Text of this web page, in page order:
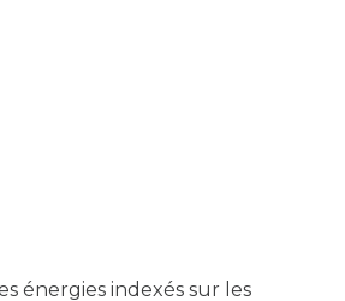
énergies indexés sur les